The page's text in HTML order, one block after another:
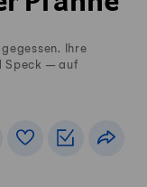
Ihre
Speck – auf
Rezeptbuch